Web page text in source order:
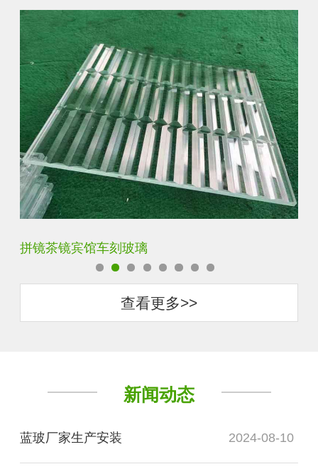
菱形超白电雕车刻玻璃
查看更多>>
新闻动态
蓝玻厂家生产安装 2024-08-10